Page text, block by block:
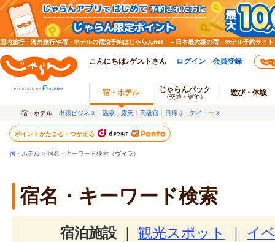
国内旅行・海外旅行や宿・ホテルの宿泊予約はじゃらんnet ～日本最大級の宿・ホテル予約サイト
こんにちは♪ゲストさん ログイン 会員登録
宿・ホテル じゃらんパック
（交通＋宿泊） 遊び・体験
宿・ホテル 出張ビジネス 温泉・露天 高級宿 日帰り・デイユース
ポイントがたまる・つかえる
宿・ホテル > 宿名・キーワード検索（ヴィラ）
宿名・キーワード検索
宿泊施設 観光スポット イ